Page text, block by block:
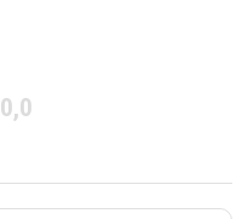
0,0